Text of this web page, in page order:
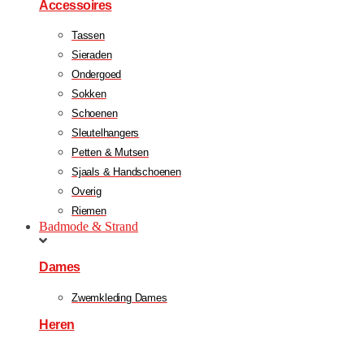
Accessoires
Tassen
Sieraden
Ondergoed
Sokken
Schoenen
Sleutelhangers
Petten & Mutsen
Sjaals & Handschoenen
Overig
Riemen
Badmode & Strand
Dames
Zwemkleding Dames
Heren